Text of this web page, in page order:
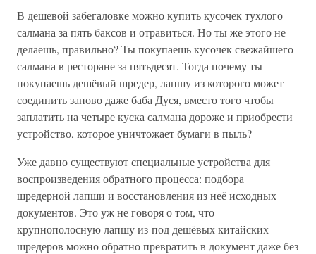
В дешевой забегаловке можно купить кусочек тухлого
салмана за пять баксов и отравиться. Но ты же этого не
делаешь, правильно? Ты покупаешь кусочек свежайшего
салмана в ресторане за пятьдесят. Тогда почему ты
покупаешь дешёвый шредер, лапшу из которого может
соединить заново даже баба Дуся, вместо того чтобы
заплатить на четыре куска салмана дороже и приобрести
устройство, которое уничтожает бумаги в пыль?
Уже давно существуют специальные устройства для
воспроизведения обратного процесса: подбора
шредерной лапши и восстановления из неё исходных
документов. Это уж не говоря о том, что
крупнополосную лапшу из-под дешёвых китайских
шредеров можно обратно превратить в документ даже без